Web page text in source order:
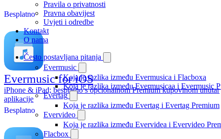
Pravila o privatnosti
Pravna obavijest
Uvjeti i odredbe
Kontakt
O nama
Često postavljana pitanja
Evermusic
Koja je razlika između Evermusica i Flacboxa
Koja je razlika između Evermusicaa i Evermusic
Evertag
Koja je razlika između Evertag i Evertag Premium
Evervideo
Koja je razlika između Evervidea i Evervideo
Flacbox
Evermusic for iOS
iPhone & iPad; besplatno s opcionalnom Premium kupovinom unutar
aplikacije
Besplatno
Besplatno